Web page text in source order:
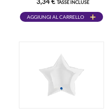
TASSE INCLUSE
AGGIUNGI AL CARRELLO